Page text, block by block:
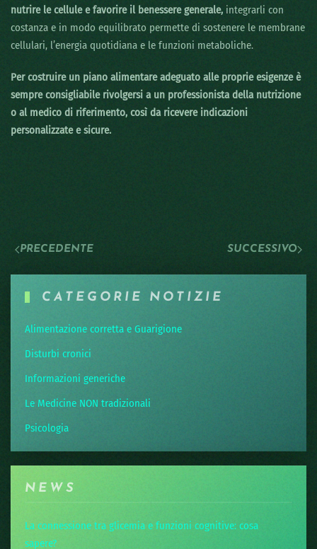
nutrire le cellule e favorire il benessere generale, integrarli con
costanza e in modo equilibrato permette di sostenere le membrane
cellulari, l’energia quotidiana e le funzioni metaboliche.
Per costruire un piano alimentare adeguato alle proprie esigenze è
sempre consigliabile rivolgersi a un professionista della nutrizione
o al medico di riferimento, così da ricevere indicazioni
personalizzate e sicure.
PRECEDENTE SUCCESSIVO
CATEGORIE NOTIZIE
Alimentazione corretta e Guarigione
Disturbi cronici
Informazioni generiche
Le Medicine NON tradizionali
Psicologia
NEWS
La connessione tra glicemia e funzioni cognitive: cosa
sapere?